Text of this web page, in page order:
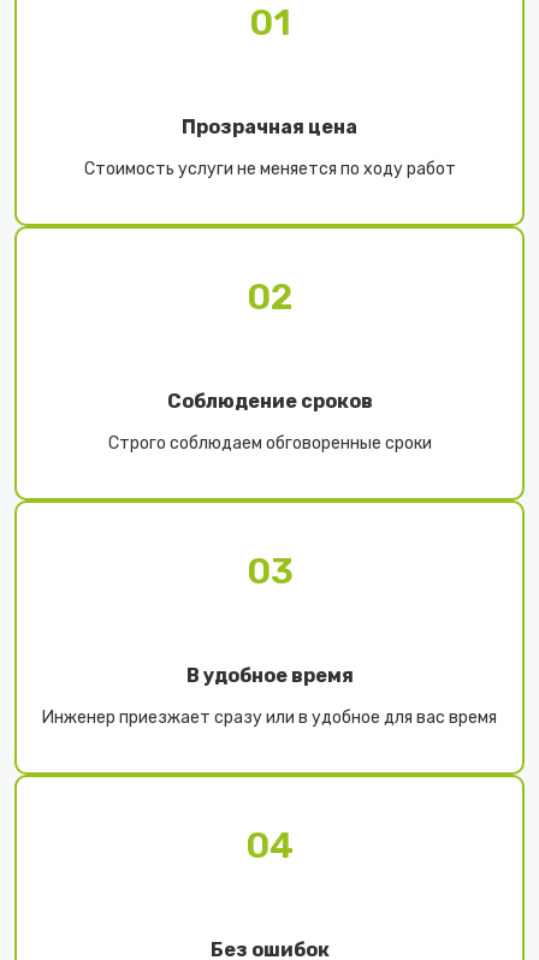
01
Прозрачная цена
Стоимость услуги не меняется по ходу работ
02
Соблюдение сроков
Строго соблюдаем обговоренные сроки
03
В удобное время
Инженер приезжает сразу или в удобное для вас время
04
Без ошибок